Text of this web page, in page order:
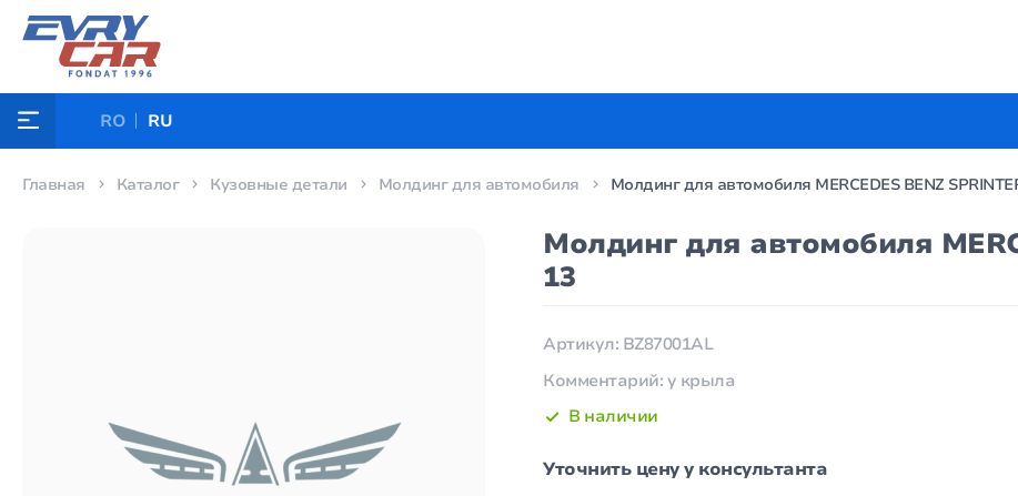
RO RU
Главная Каталог Кузовные детали Молдинг для автомобиля Молдинг для автомобиля MERCEDES BENZ
Молдинг для автомобиля
13
Артикул: BZ87001AL
Комментарий: у крыла
В наличии
Уточнить цену у консультанта